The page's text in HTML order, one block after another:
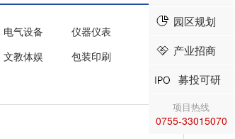
电气设备
仪器仪表
文教体娱
包装印刷
园区规划
产业招商
募投可研
项目热线
0755-33015070